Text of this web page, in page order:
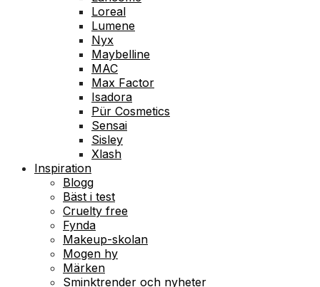
Loreal
Lumene
Nyx
Maybelline
MAC
Max Factor
Isadora
Pür Cosmetics
Sensai
Sisley
Xlash
Inspiration
Blogg
Bäst i test
Cruelty free
Fynda
Makeup-skolan
Mogen hy
Märken
Sminktrender och nyheter